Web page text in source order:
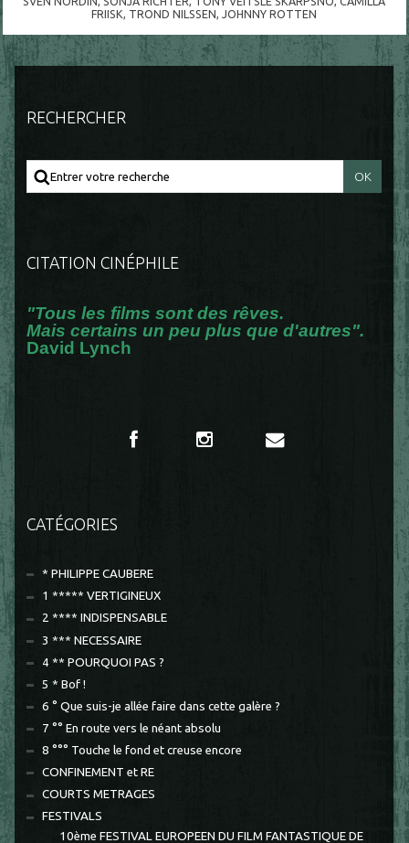
FRIISK, TROND NILSSEN,JOHNNY ROTTEN
RECHERCHER
CITATION CINÉPHILE
"Tous les films sont des rêves.
Mais certains un peu plus que d'autres".
David Lynch
CATÉGORIES
* PHILIPPE CAUBERE
1 ***** VERTIGINEUX
2 **** INDISPENSABLE
3 *** NECESSAIRE
4 ** POURQUOI PAS ?
5 * Bof !
6 ° Que suis-je allée faire dans cette galère ?
7 °° En route vers le néant absolu
8 °°° Touche le fond et creuse encore
CONFINEMENT et RE
COURTS METRAGES
FESTIVALS
10ème FESTIVAL EUROPEEN DU FILM FANTASTIQUE DE